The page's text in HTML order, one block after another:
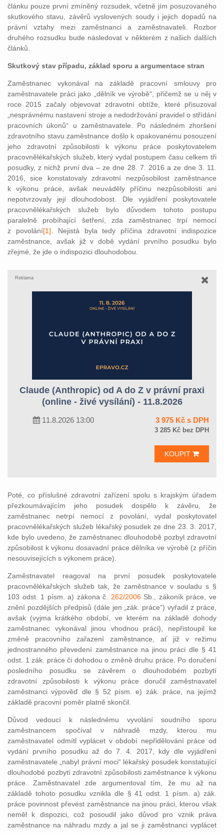
článku pouze první zmíněný rozsudek, včetně jím posuzovaného
skutkového stavu, závěrů vyslovených soudy i jejich dopadů na
právní vztahy mezi zaměstnanci a zaměstnavateli. Rozbor
druhého rozsudku bude následovat v některém z našich dalších
článků.
Skutkový stav případu, základ sporu a argumentace stran
Zaměstnanec vykonával na základě pracovní smlouvy pro
zaměstnavatele práci jako „dělník ve výrobě“, přičemž se u něj v
roce 2015 začaly objevovat zdravotní obtíže, které přisuzoval
„nesprávnému nastavení stroje a nedodržování pravidel o střídání
pracovních úkonů“ u zaměstnavatele. Po následném zhoršení
zdravotního stavu zaměstnance došlo k opakovanému posouzení
jeho zdravotní způsobilosti k výkonu práce poskytovatelem
pracovnělékařských služeb, který vydal postupem času celkem tři
posudky, z nichž první dva – ze dne 28. 7. 2016 a ze dne 3. 11.
2016, sice konstatovaly zdravotní nezpůsobilost zaměstnance
k výkonu práce, avšak neuváděly příčinu nezpůsobilosti ani
nepotvrzovaly její dlouhodobost. Dle vyjádření poskytovatele
pracovnělékařských služeb bylo důvodem tohoto postupu
paralelně probíhající šetření, zda zaměstnanec trpí nemocí
z povolání[1] . Nejistá byla tedy příčina zdravotní indispozice
zaměstnance, avšak již v době vydání prvního posudku bylo
zřejmé, že jde o indispozici dlouhodobou.
Reklama
Claude (Anthropic) od A do Z v právní praxi
(online - živé vysílání) - 11.8.2026
11.8.2026 13:00 3 975 Kč s DPH
3 285 Kč bez DPH
KOUPIT
Poté, co příslušné zdravotní zařízení spolu s krajským úřadem
přezkoumávajícím jeho posudek dospělo k závěru, že
zaměstnanec netrpí nemocí z povolání, vydal poskytovatel
pracovnělékařských služeb lékařský posudek ze dne 23. 3. 2017,
kde bylo uvedeno, že zaměstnanec dlouhodobě pozbyl zdravotní
způsobilost k výkonu dosavadní práce dělníka ve výrobě (z příčin
nesouvisejících s výkonem práce).
Zaměstnavatel reagoval na první posudek poskytovatele
pracovnělékařských služeb tak, že zaměstnance v souladu s §
103 odst. 1 písm. a) zákona č. 262/2006Sb., zákoník práce, ve
znění pozdějších předpisů (dále jen „zák. práce“) vyřadil z práce,
avšak (vyjma krátkého období, ve kterém na základě dohody
zaměstnanec vykonával jinou vhodnou práci), nepřistoupil ke
změně pracovního zařazení zaměstnance, ať již v režimu
jednostranného převedení zaměstnance na jinou práci dle § 41
odst. 1 zák. práce či dohodou o změně druhu práce. Po doručení
posledního posudku se závěrem o dlouhodobém pozbytí
zdravotní způsobilosti k výkonu práce doručil zaměstnavatel
zaměstnanci výpověď dle § 52 písm. e) zák. práce, na jejímž
základě pracovní poměr platně skončil.
Důvod vedoucí k následnému vyvolání soudního sporu
zaměstnancem spočíval v náhradě mzdy, kterou mu
zaměstnavatel odmítl vyplácet v období nepřidělování práce od
vydání prvního posudku až do 7. 4. 2017, kdy dle vyjádření
zaměstnavatele „nabyl právní moci“ lékařský posudek konstatující
dlouhodobé pozbytí zdravotní způsobilosti zaměstnance k výkonu
práce. Zaměstnavatel zde argumentoval tím, že mu až na
základě tohoto posudku vznikla dle § 41 odst. 1 písm. a) zák.
práce povinnost převést zaměstnance na jinou práci, kterou však
neměl k dispozici, což posoudil jako důvod pro vznik práva
zaměstnance na náhradu mzdy a jal se ji zaměstnanci vyplácet